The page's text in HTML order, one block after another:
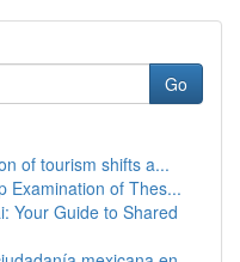
Go
of tourism shifts a...
Examination of Thes...
Your Guide to Shared